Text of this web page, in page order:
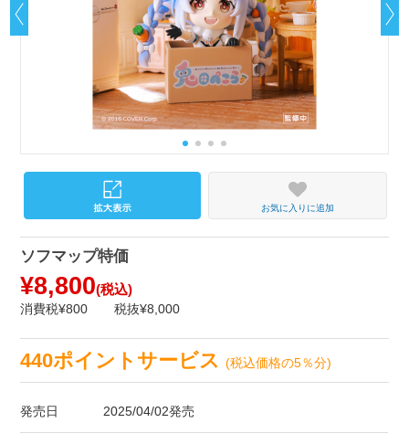
お気に入りに追加
ソフマップ特価
¥8,800(税込)
消費税¥800 税抜¥8,000
440ポイントサービス(税込価格の5％分)
発売日 2025/04/02発売